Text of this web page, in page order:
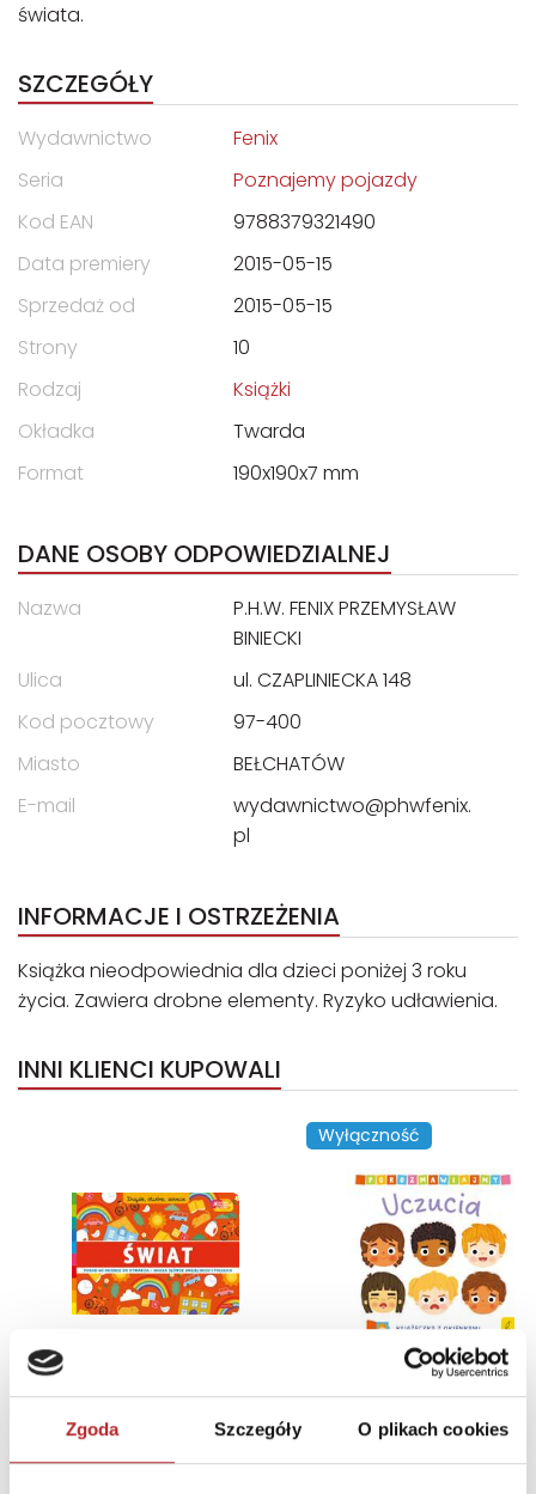
Zgoda Szczegóły O plikach cookies
świata.
SZCZEGÓŁY
Wydawnictwo
Fenix
Seria
Poznajemy pojazdy
Kod EAN
9788379321490
Data premiery
2015-05-15
Sprzedaż od
2015-05-15
Strony
10
Rodzaj
Książki
Okładka
Twarda
Format
190x190x7 mm
DANE OSOBY ODPOWIEDZIALNEJ
Nazwa
P.H.W. FENIX PRZEMYSŁAW
BINIECKI
Ulica
ul. CZAPLINIECKA 148
Kod pocztowy
97-400
Miasto
BEŁCHATÓW
E-mail
wydawnictwo@phwfenix.
pl
INFORMACJE I OSTRZEŻENIA
Książka nieodpowiednia dla dzieci poniżej 3 roku
życia. Zawiera drobne elementy. Ryzyko udławienia.
INNI KLIENCI KUPOWALI
Świat. Akademia mądrego dziecka. Znajdź, otwórz, zobacz
Wyłączność
Uczucia.